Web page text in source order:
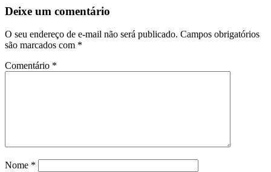
Deixe um comentário
O seu endereço de e-mail não será publicado. Campos obrigatórios
são marcados com *
Comentário *
Nome *